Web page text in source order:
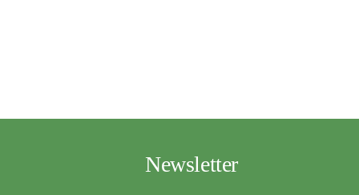
Newsletter